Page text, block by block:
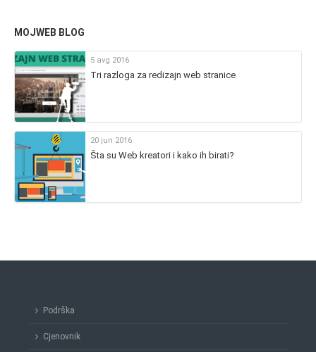
MOJWEB BLOG
5 avg 2016
Tri razloga za redizajn web stranice
20 jun 2016
Šta su Web kreatori i kako ih birati?
Podrška
Cjenovnik